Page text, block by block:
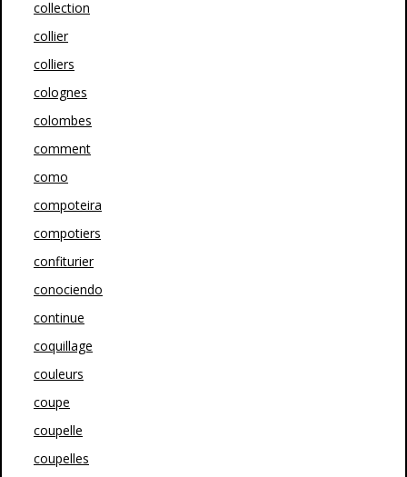
collection
collier
colliers
colognes
colombes
comment
como
compoteira
compotiers
confiturier
conociendo
continue
coquillage
couleurs
coupe
coupelle
coupelles